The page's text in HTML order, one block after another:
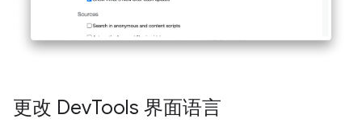
更改 DevTools 界面语言